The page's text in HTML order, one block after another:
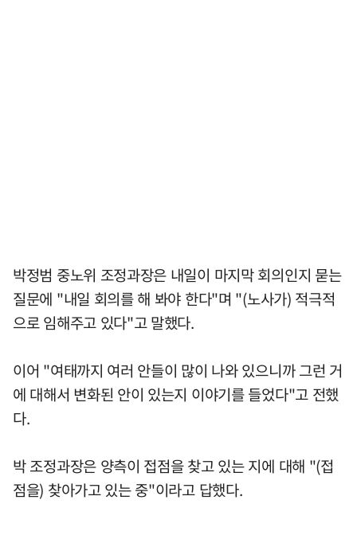
박정범 중노위 조정과장은 내일이 마지막 회의인지 묻는
질문에 "내일 회의를 해 봐야 한다"며 "(노사가) 적극적
으로 임해주고 있다"고 말했다.
이어 "여태까지 여러 안들이 많이 나와 있으니까 그런 거
에 대해서 변화된 안이 있는지 이야기를 들었다"고 전했
다.
박 조정과장은 양측이 접점을 찾고 있는 지에 대해 "(접
점을) 찾아가고 있는 중"이라고 답했다.